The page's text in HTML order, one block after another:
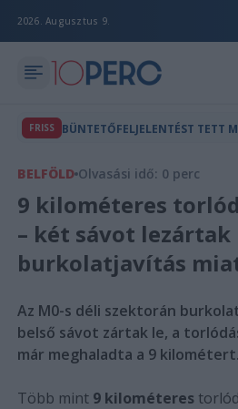
2026. Augusztus 9.
FRISS
BELFÖLD Olvasási idő: 0 perc
9 kilométeres
– két sávot lezártak
burkolatjavítás
Az M0-s déli szektorán
belső sávot zártak le, a
már meghaladta a 9 kilométert.
Több mint 9 kilométeres